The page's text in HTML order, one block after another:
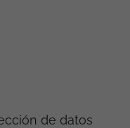
de datos